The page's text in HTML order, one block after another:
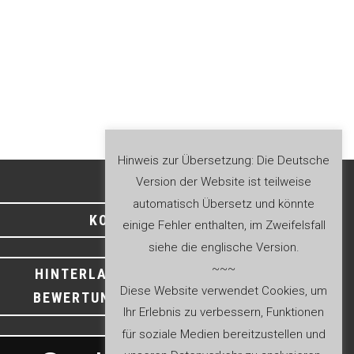
KONTAKT
HINTERLASSEN SIE EINE
BEWERTUNG BEI GOOGLE
Hinweis zur Übersetzung: Die Deutsche
Version der Website ist teilweise
automatisch Übersetz und könnte
einige Fehler enthalten, im Zweifelsfall
siehe die englische Version.
~~~
Diese Website verwendet Cookies, um
Ihr Erlebnis zu verbessern, Funktionen
für soziale Medien bereitzustellen und